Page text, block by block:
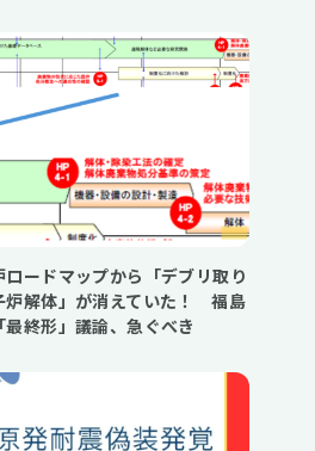
ロードマップから「デブリ取り
炉解体」が消えていた！ 福島
終形」議論、急ぐべき